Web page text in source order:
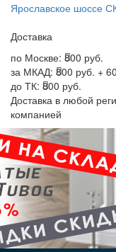
Ярославское шоссе
Доставка
по Москве: 800 руб.
за МКАД: 800 руб. +
до ТК: 800 руб.
Доставка в любой
компанией